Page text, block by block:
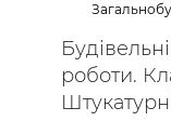
роботи.